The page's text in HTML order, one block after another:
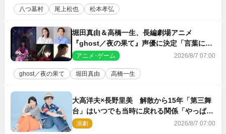
八つ墓村 尾上松也 松本孝弘
堀田真由＆高橋一生、長編劇場アニメ
『ghost／夜の果て』声優に決定「言葉には
できない沢山の感情を思い出しました」
アニメ･ゲーム 2026/8/7 07:00
ghost／夜の果て 堀田真由 高橋一生
大高洋夫×長野里美 解散から15年「第三舞
台」はいつでも当時に戻れる関係「やっぱり
他の方たちとは違います」
演劇 2026/8/7 07:00